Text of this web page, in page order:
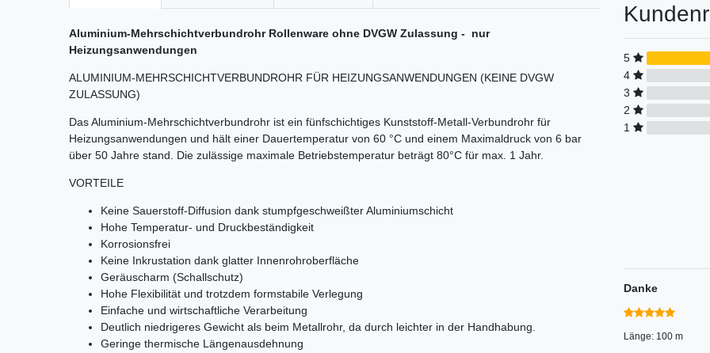
Aluminium-Mehrschichtverbundrohr Rollenware ohne DVGW Zulassung - nur
Heizungsanwendungen
ALUMINIUM-MEHR­SCHICHT­VERBUND­ROHR FÜR HEIZUNGSANWENDUNGEN (KEINE DVGW
ZULASSUNG)
Das Aluminium-Mehrschichtverbundrohr ist ein fünfschichtiges Kunststoff-Metall-Verbundrohr für
Heizungsanwendungen und hält einer Dauertemperatur von 60 °C und einem Maximaldruck von 6 bar
über 50 Jahre stand. Die zulässige maximale Betriebstemperatur beträgt 80°C für max. 1 Jahr.
VORTEILE
Keine Sauerstoff-Diffusion dank stumpfgeschweißter Aluminiumschicht
Hohe Temperatur- und Druckbeständigkeit
Korrosionsfrei
Keine Inkrustation dank glatter Innenrohroberfläche
Geräuscharm (Schallschutz)
Hohe Flexibilität und trotzdem formstabile Verlegung
Einfache und wirtschaftliche Verarbeitung
Deutlich niedrigeres Gewicht als beim Metallrohr, da durch leichter in der Handhabung.
Geringe thermische Längenausdehnung
5
4
3
2
1
Danke
Länge: 100 m